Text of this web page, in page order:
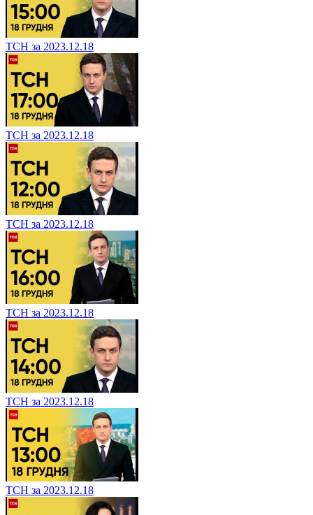
ТСН за 2023.12.18
ТСН за 2023.12.18
ТСН за 2023.12.18
ТСН за 2023.12.18
ТСН за 2023.12.18
ТСН за 2023.12.18